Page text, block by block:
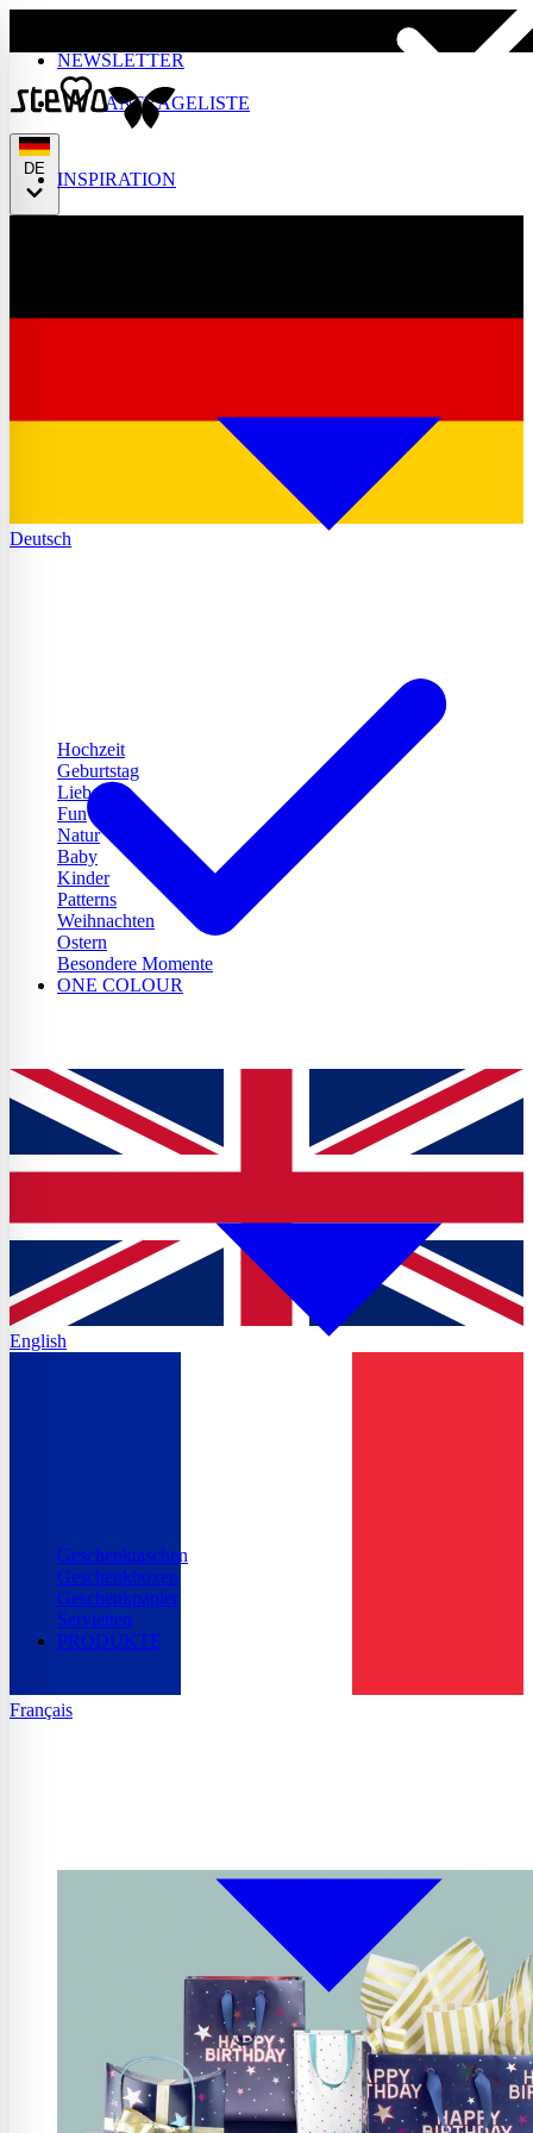
Français
INSPIRATION
Hochzeit
Geburtstag
Liebe
Fun
Natur
Baby
Kinder
Patterns
Weihnachten
Ostern
Besondere Momente
ONE COLOUR
Geschenktaschen
Geschenkboxen
Geschenkpapier
Servietten
PRODUKTE
NEWSLETTER
ANFRAGELISTE
DE
Deutsch
English
Français